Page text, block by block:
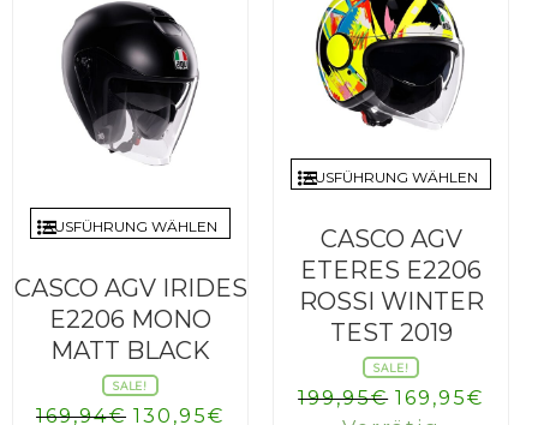
AUSFÜHRUNG WÄHLEN
CASCO AGV IRIDES
E2206 MONO
MATT BLACK
SALE!
169,94€ Ursprünglicher
130,95€ Aktueller
AUSFÜHRUNG WÄHLEN
CASCO AGV
ETERES E2206
ROSSI WINTER
TEST 2019
SALE!
199,95€ 169,95€